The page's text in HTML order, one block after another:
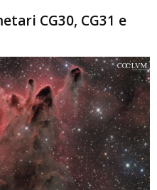
CG30, CG31 e